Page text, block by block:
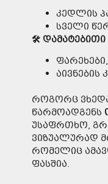
კედლის
სველი
🛠 დამატებითი
აივნების
როგორც
წარმოადგენს
უსაფრთხო,
ვიზუალურად
რომელიც
ფასშია.